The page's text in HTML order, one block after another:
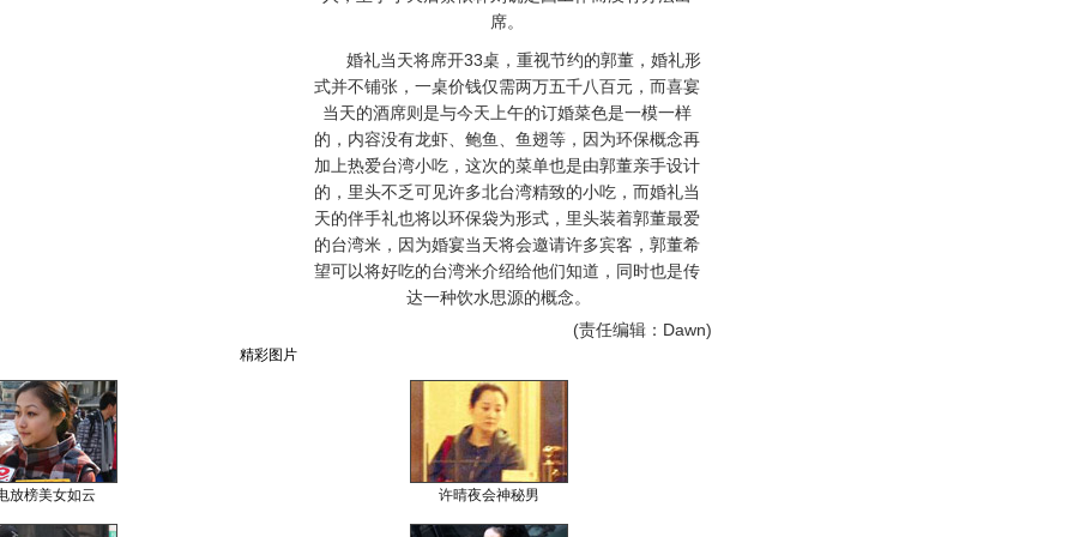
席。
婚礼当天将席开33桌，重视节约的郭董，婚礼形
式并不铺张，一桌价钱仅需两万五千八百元，而喜宴
当天的酒席则是与今天上午的订婚菜色是一模一样
的，内容没有龙虾、鲍鱼、鱼翅等，因为环保概念再
加上热爱台湾小吃，这次的菜单也是由郭董亲手设计
的，里头不乏可见许多北台湾精致的小吃，而婚礼当
天的伴手礼也将以环保袋为形式，里头装着郭董最爱
的台湾米，因为婚宴当天将会邀请许多宾客，郭董希
望可以将好吃的台湾米介绍给他们知道，同时也是传
达一种饮水思源的概念。
(责任编辑：Dawn)
精彩图片
放榜美女如云 许晴夜会神秘男